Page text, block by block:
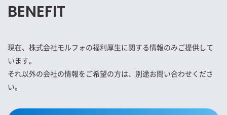
BENEFIT
現在、株式会社モルフォの福利厚生に関する情報のみご提供して
います。
それ以外の会社の情報をご希望の方は、別途お問い合わせくださ
い。